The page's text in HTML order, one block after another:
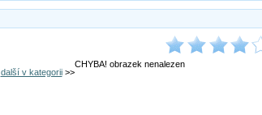
další v kategorii>>
CHYBA! obrazek nenalezen